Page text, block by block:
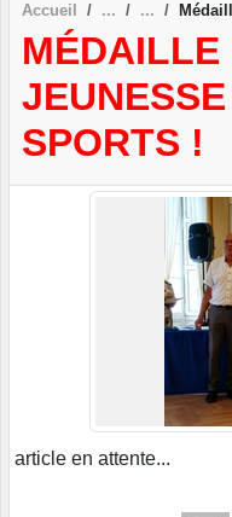
Accueil
SPORTS !
article en attente...